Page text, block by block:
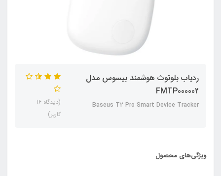
ردیاب بلوتوث هوشمند بیسوس مدل
FMTP000002
Baseus T2 Pro Smart Device Tracker
(دیدگاه 16
کاربر)
ویژگی‌های محصول